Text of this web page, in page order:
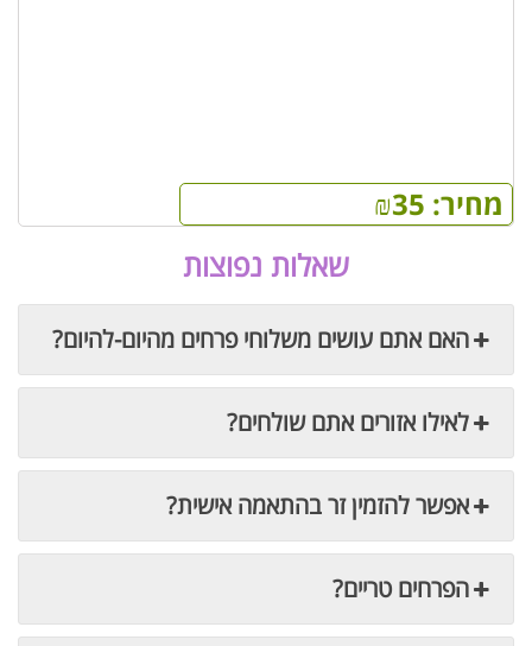
מחיר: ₪35
שאלות נפוצות
האם אתם עושים משלוחי פרחים מהיום-להיום?
לאילו אזורים אתם שולחים?
אפשר להזמין זר בהתאמה אישית?
הפרחים טריים?